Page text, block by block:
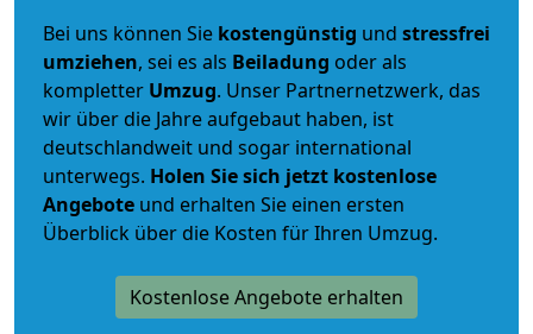
Bei uns können Sie kostengünstig und stressfrei
umziehen, sei es als Beiladung oder als
kompletter Umzug. Unser Partnernetzwerk, das
wir über die Jahre aufgebaut haben, ist
deutschlandweit und sogar international
unterwegs. Holen Sie sich jetzt kostenlose
Angebote und erhalten Sie einen ersten
Überblick über die Kosten für Ihren Umzug.
Kostenlose Angebote erhalten